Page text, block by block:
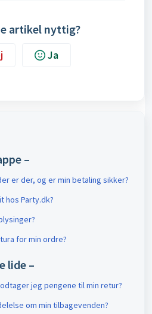
artikel nyttig?
Ja
–
er der, og er min betaling sikker?
hos Party.dk?
for min ordre?
lide –
jeg pengene til min retur?
om min tilbagevenden?